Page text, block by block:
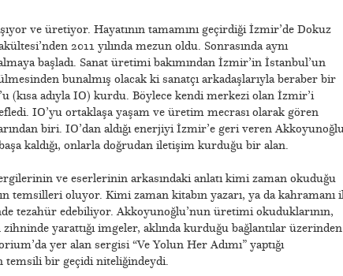
ve üretiyor. Hayatının tamamını geçirdiği İzmir’de Dokuz
2011 yılında mezun oldu. Sonrasında aynı
başladı. Sanat üretimi bakımından İzmir’in İstanbul’un
bunalmış olacak ki sanatçı arkadaşlarıyla beraber bir
(kısa adıyla IO) kurdu. Böylece kendi merkezi olan İzmir’i
IO’yu ortaklaşa yaşam ve üretim mecrası olarak gören
biri. IO’dan aldığı enerjiyi İzmir’e geri veren
kaldığı, onlarla doğrudan iletişim kurduğu bir alan.
ve eserlerinin arkasındaki anlatı kimi zaman okuduğu
temsilleri oluyor. Kimi zaman kitabın yazarı, ya da kahramanı
tezahür edebiliyor. Akkoyunoğlu’nun üretimi okuduklarının,
yarattığı imgeler, aklında kurduğu bağlantılar üzerinden
yer alan sergisi “Ve Yolun Her Adımı” yaptığı
temsili bir geçidi niteliğindeydi.